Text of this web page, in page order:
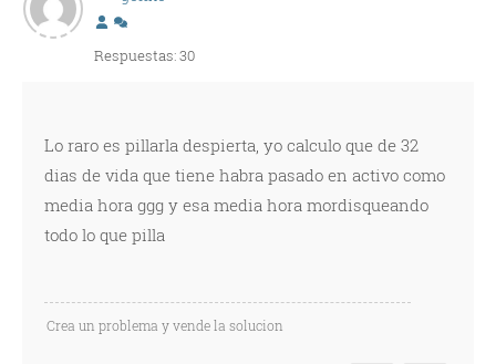
Respuestas: 30
Lo raro es pillarla despierta, yo calculo que de 32
dias de vida que tiene habra pasado en activo como
media hora ggg y esa media hora mordisqueando
todo lo que pilla
Crea un problema y vende la solucion